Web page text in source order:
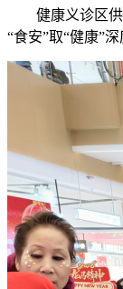
健康义诊区供
“食安”取“健康”深